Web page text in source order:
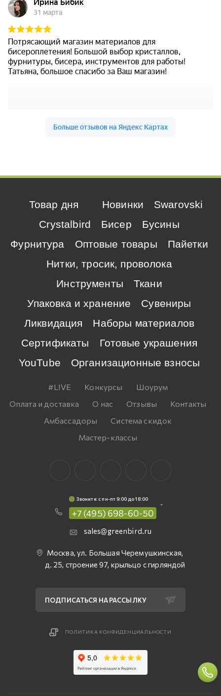
Товар дня Новинки
Swarovski
Crystalbird
Бисер
Бусины
Фурнитура
Оптовые товары
Пайетки
Нитки, тросик, проволока
Инструменты
Ткани
Упаковка и хранение
Сувениры
Ликвидация
Наборы материалов
Сертификаты
Готовые украшения
YouTube
Организационные взносы
#LIVE Конкурсы
Шоурум
Оплата и доставка
О нас Отзывы
Контакты
Амбассадоры
Система скидок
Мастер-классы
Звоните: c пн-пт 9:00 до 18:00
+7 (495) 698-60-50
sales@greenbird.ru
Москва, ул. Большая Черемушкинская,
д. 25, строение 97, крыльцо с гирляндой
ПОДПИСАТЬСЯ НА РАССЫЛКУ
ПОЛИТИКА КОНФИДЕНЦИАЛЬНОСТИ